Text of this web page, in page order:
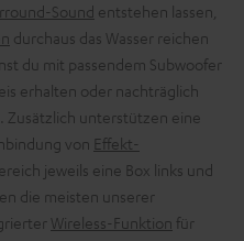
Sound entstehen lassen,
durchaus das Wasser reichen
du mit passendem Subwoofer
erhalten oder nachträglich
Zusätzlich unterstützen eine
von Effekt-
jeweils eine Box links und
die meisten unserer
Wireless-Funktion für